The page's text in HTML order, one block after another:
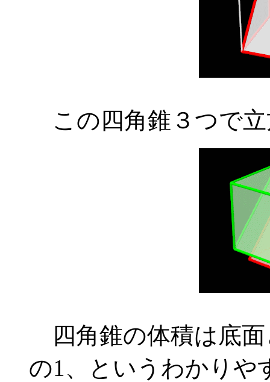
この四角錐３つで
四角錐の体積は底面
の1、というわかりや